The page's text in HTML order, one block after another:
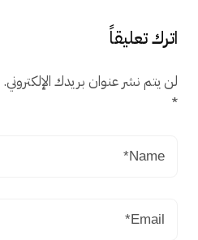
اترك تعليقاً
لن يتم نشر عنوان بريدك الإلكتروني.
*